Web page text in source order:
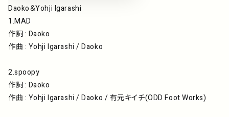
Daoko＆Yohji Igarashi
1.MAD
作詞 : Daoko
作曲 : Yohji Igarashi / Daoko
2.spoopy
作詞 : Daoko
作曲 : Yohji Igarashi / Daoko / 有元キイチ(ODD Foot Works)